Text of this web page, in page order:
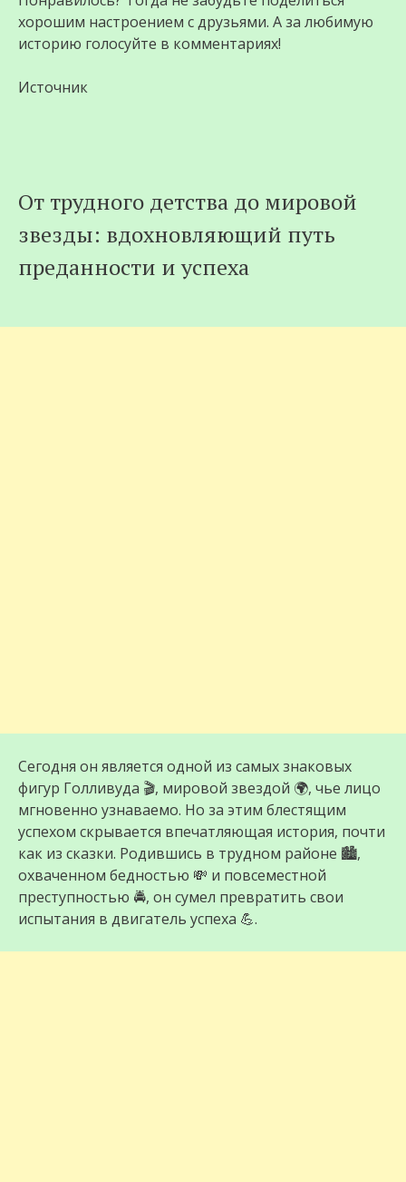
хорошим настроением с друзьями. А за любимую
историю голосуйте в комментариях!
Источник
От трудного детства до мировой
звезды: вдохновляющий путь
преданности и успеха
Сегодня он является одной из самых знаковых
фигур Голливуда 🎬, мировой звездой 🌍, чье лицо
мгновенно узнаваемо. Но за этим блестящим
успехом скрывается впечатляющая история, почти
как из сказки. Родившись в трудном районе 🏙️,
охваченном бедностью 💸 и повсеместной
преступностью 🚔, он сумел превратить свои
испытания в двигатель успеха 💪.